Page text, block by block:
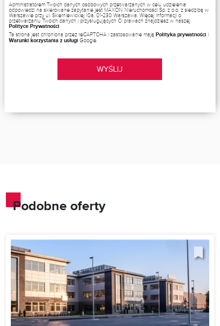
Administratorem Twoich danych osobowych przetwarzanych w celu udzielenia
odpowiedzi na skierowane zapytanie jest MAXON Nieruchomości Sp. z o.o. z siedzibą w
Warszawie przy ul. Skierniewickiej 10a, 01-230 Warszawa. Więcej informacji o
przetwarzaniu Twoich danych i przysługujących Ci prawach znajdziesz w naszej
Polityce Prywatności
Ta strona jest chroniona przez reCAPTCHA i zastosowanie mają Polityka prywatności i
Warunki korzystania z usługi Google.
WYŚLIJ
Podobne oferty